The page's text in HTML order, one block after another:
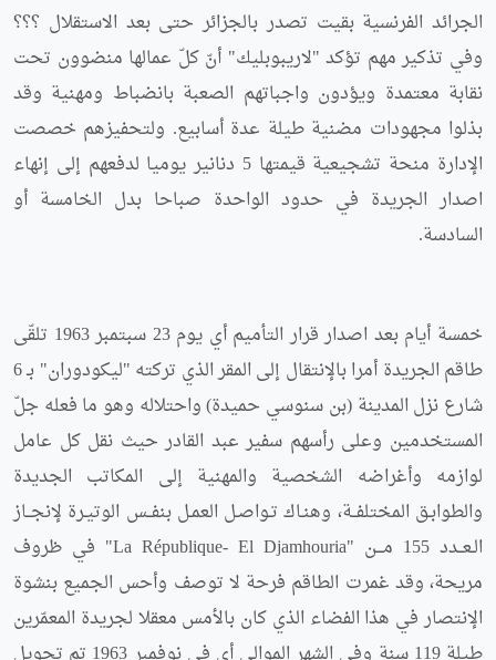
الجرائد الفرنسية بقيت تصدر بالجزائر حتى بعد الاستقلال ؟؟؟
وفي تذكير مهم تؤكد "لاريبوبليك" أنّ كلّ عمالها منضوون تحت
نقابة معتمدة ويؤدون واجباتهم الصعبة بانضباط ومهنية وقد
بذلوا مجهودات مضنية طيلة عدة أسابيع. ولتحفيزهم خصصت
الإدارة منحة تشجيعية قيمتها 5 دنانير يوميا لدفعهم إلى إنهاء
اصدار الجريدة في حدود الواحدة صباحا بدل الخامسة أو
السادسة.
خمسة أيام بعد اصدار قرار التأميم أي يوم 23 سبتمبر 1963 تلقّى
طاقم الجريدة أمرا بالإنتقال إلى المقر الذي تركته "ليكودوران" بـ 6
شارع نزل المدينة (بن سنوسي حميدة) واحتلاله وهو ما فعله جلّ
المستخدمين وعلى رأسهم سفير عبد القادر حيث نقل كل عامل
لوازمه وأغراضه الشخصية والمهنية إلى المكاتب الجديدة
والطوابـق المختلفــة، وهنـاك تـواصـل العمـل بنفــس الوتيـرة لإنجــاز
الـعــدد 155 مـــن "La République- El Djamhouria" في ظروف
مريحة، وقد غمرت الطاقم فرحة لا توصف وأحس الجميع بنشوة
الإنتصار في هذا الفضاء الذي كان بالأمس معقلا لجريدة المعمّرين